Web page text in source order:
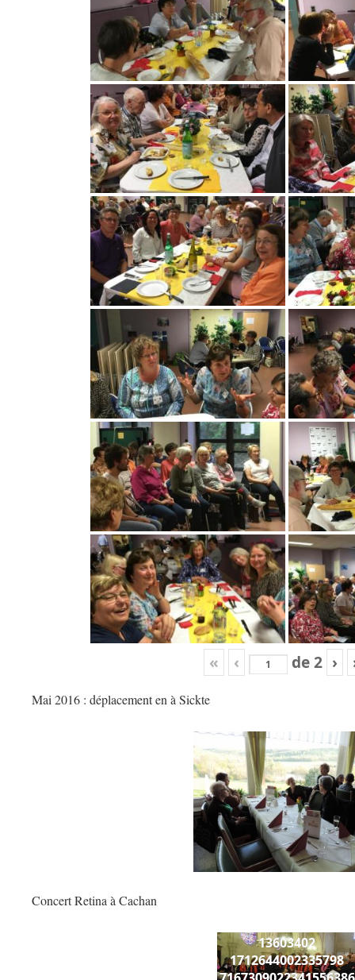
« ‹ de2 ›
Mai 2016 : déplacement en à Sickte
Concert Retina à Cachan
13603402
1712644002335798